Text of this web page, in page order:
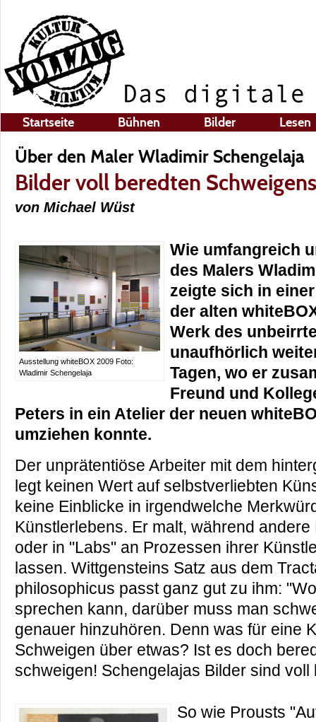
Startseite Bühnen Bilder Lesen
Über den Maler Wladimir Schengelaja
Bilder voll beredten Schweigens
von Michael Wüst
Ausstellung whiteBOX 2009 Foto:
Wladimir Schengelaja
Wie umfangreich
des Malers
zeigte sich in
der alten
Werk des
unaufhörlich
Tagen, wo er
Freund und
Peters in ein Atelier der neuen
umziehen konnte.
Der unprätentiöse Arbeiter mit dem
legt keinen Wert auf selbstverliebten
keine Einblicke in irgendwelche
Künstlerlebens. Er malt, während
oder in "Labs" an Prozessen ihrer
lassen. Wittgensteins Satz aus dem
philosophicus passt ganz gut zu ihm:
sprechen kann, darüber muss man
genauer hinzuhören. Denn was für eine
Schweigen über etwas? Ist es doch
schweigen! Schengelajas Bilder sind
So wie Prousts